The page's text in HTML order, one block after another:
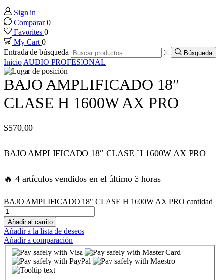
panel
panel
panel
panel
al
al
panel
Sign in
Comparar0
Favorites 0
My Cart0
Entrada de búsqueda
Búsqueda
Inicio AUDIO PROFESIONAL
BAJO AMPLIFICADO 18″
CLASE H 1600W AX PRO
$570,00
BAJO AMPLIFICADO 18″ CLASE H 1600W AX PRO
🔥 4 artículos vendidos en el último 3 horas
BAJO AMPLIFICADO 18" CLASE H 1600W AX PRO cantidad
Añadir al carrito
Añadir a la lista de deseos
Añadir a comparación